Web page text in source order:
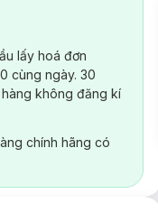
lấy hoá đơn
cùng ngày. 30
không đăng kí
chính hãng có